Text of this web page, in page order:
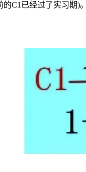
的C1已经过了实习期)